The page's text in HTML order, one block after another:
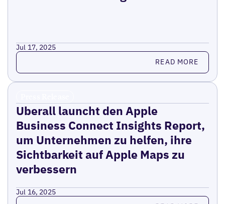
Jul 17, 2025
Read more READ MORE
Uberall launcht den Apple
Business Connect Insights Report,
um Unternehmen zu helfen, ihre
Sichtbarkeit auf Apple Maps zu
verbessern
Jul 16, 2025
Read more